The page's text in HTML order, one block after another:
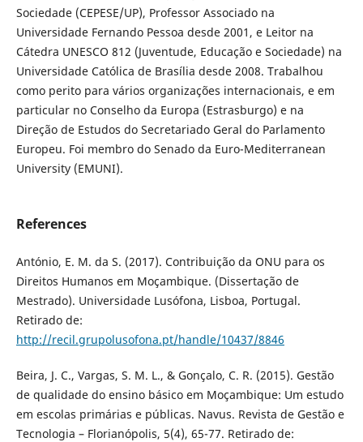
Sociedade (CEPESE/UP), Professor Associado na
Universidade Fernando Pessoa desde 2001, e Leitor na
Cátedra UNESCO 812 (Juventude, Educação e Sociedade) na
Universidade Católica de Brasília desde 2008. Trabalhou
como perito para vários organizações internacionais, e em
particular no Conselho da Europa (Estrasburgo) e na
Direção de Estudos do Secretariado Geral do Parlamento
Europeu. Foi membro do Senado da Euro-Mediterranean
University (EMUNI).
References
António, E. M. da S. (2017). Contribuição da ONU para os
Direitos Humanos em Moçambique. (Dissertação de
Mestrado). Universidade Lusófona, Lisboa, Portugal.
Retirado de:
http://recil.grupolusofona.pt/handle/10437/8846
Beira, J. C., Vargas, S. M. L., & Gonçalo, C. R. (2015). Gestão
de qualidade do ensino básico em Moçambique: Um estudo
em escolas primárias e públicas. Navus. Revista de Gestão e
Tecnologia – Florianópolis, 5(4), 65-77. Retirado de: